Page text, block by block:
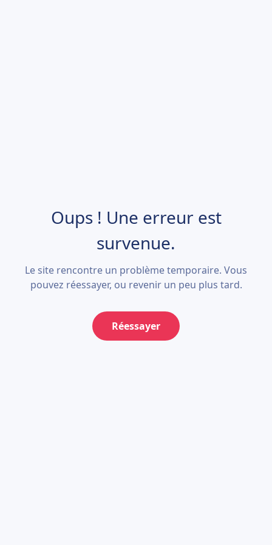
Oups ! Une erreur est
survenue.
Le site rencontre un problème temporaire. Vous
pouvez réessayer, ou revenir un peu plus tard.
Réessayer